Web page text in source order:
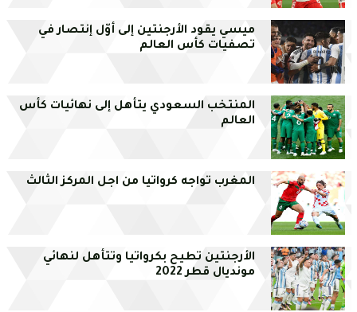
ميسي يقود الأرجنتين إلى أوّل إنتصار في
تصفيات كأس العالم
المنتخب السعودي يتأهل إلى نهائيات كأس
العالم
المغرب تواجه كرواتيا من اجل المركز الثالث
الأرجنتين تطيح بكرواتيا وتتأهل لنهائي
مونديال قطر 2022